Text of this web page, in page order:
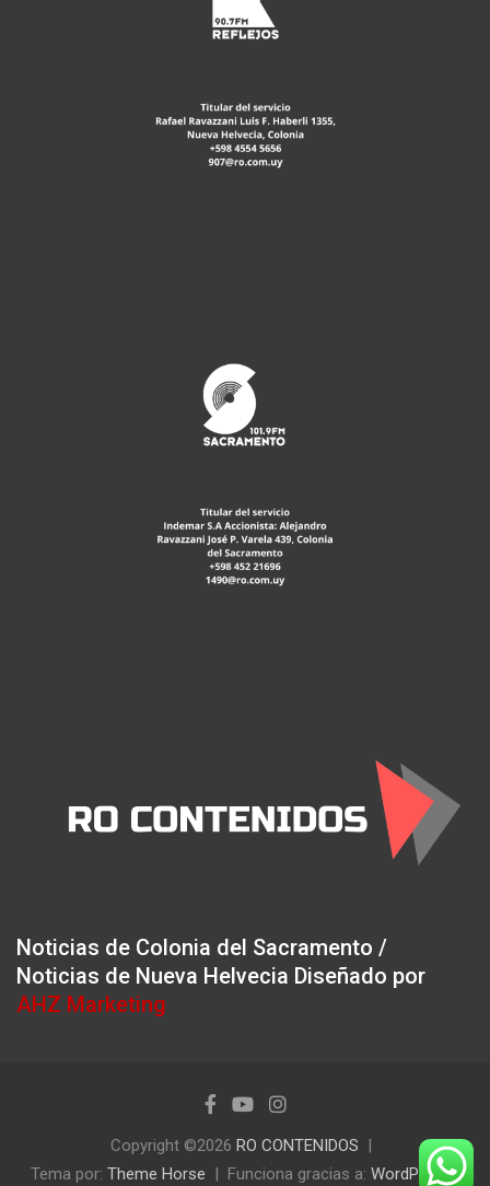
Noticias de Colonia del Sacramento /
Noticias de Nueva Helvecia Diseñado por
AHZ Marketing
Copyright ©2026 RO CONTENIDOS
Tema por: Theme Horse Funciona gracias a: WordPress